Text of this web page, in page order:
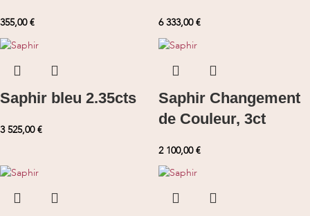
355,00€ 6 333,00€
Saphir bleu 2.35cts
3 525,00€
Saphir Changement
de Couleur, 3ct
2 100,00€